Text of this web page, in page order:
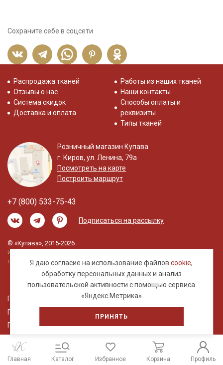
Сохраните себе в соцсети
Я даю согласие на использование файловcookie,
обработкуперсональных данныхи анализ
пользовательской активности с помощью сервиса
«Яндекс.Метрика»
ПРИНЯТЬ
Распродажа тканей
Отзывы о нас
Система скидок
Доставка и оплата
Работы из наших тканей
Наши контакты
Способы оплаты и
реквизиты
Типы тканей
Розничный магазин Купава
г. Киров, ул. Ленина, 79а
Посмотреть на карте
Построить маршрут
+7 (800) 533-75-43
Подписаться на рассылку
© «Купава», 2015-2026
Информация на сайте не является публичной
офертой.
Правовая информация
Политика обработки персональных данных
Пользовательское соглашение
Главная Каталог Избранное Корзина Профиль